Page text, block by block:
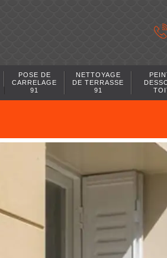
POSE DE
CARRELAGE
91
NETTOYAGE
DE TERRASSE
91